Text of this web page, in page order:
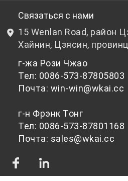
НИОКР
Новости и события
политика
Бутылочный ПЭТ-
Небутылочный ПЭТ-
Связаться с нами
15 Wenlan Road, район
Хайнин, Цзясин,
г-жа Рози Чжао
Тел: 0086-573-87805803
Почта: win-win@wkai.cc
г-н Фрэнк Тонг
Тел: 0086-573-87801168
Почта: sales@wkai.cc